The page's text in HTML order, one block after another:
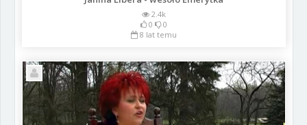
2.4k
0
0
8 lat temu